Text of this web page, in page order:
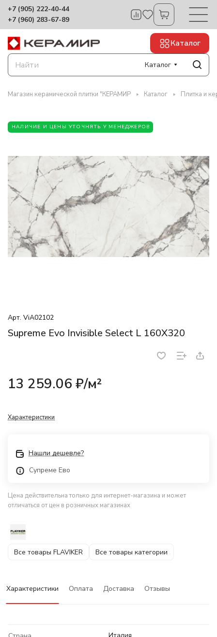
+7 (905) 222-40-44
+7 (960) 283-67-89
Каталог
Каталог
Магазин керамической плитки "КЕРАМИР Каталог Плитка и
НАЛИЧИЕ И ЦЕНЫ УТОЧНЯТЬ У МЕНЕДЖЕРОВ
Арт. ViA02102
Supreme Evo Invisible Select L 160X320
13 259.06 ₽/м²
Характеристики
Нашли дешевле?
Супреме Ево
Цена действительна только для интернет-магазина и может
отличаться от цен в розничных магазинах
Все товары FLAVIKER Все товары категории
Характеристики Оплата Доставка Отзывы